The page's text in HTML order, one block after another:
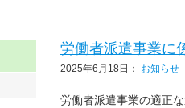
労働者派遣事業に
2025年6月18日 ： お知らせ
労働者派遣事業の適正